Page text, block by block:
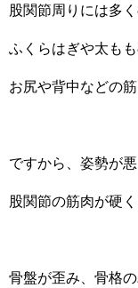
股関節周りには多
ふくらはぎや太もも
お尻や背中などの
ですから、姿勢が悪
股関節の筋肉が硬
骨盤が歪み、骨格